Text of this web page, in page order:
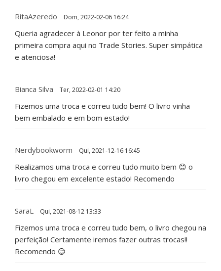
RitaAzeredo Dom, 2022-02-06 16:24
Queria agradecer à Leonor por ter feito a minha
primeira compra aqui no Trade Stories. Super simpática
e atenciosa!
Bianca Silva Ter, 2022-02-01 14:20
Fizemos uma troca e correu tudo bem! O livro vinha
bem embalado e em bom estado!
Nerdybookworm Qui, 2021-12-16 16:45
Realizamos uma troca e correu tudo muito bem 😊 o
livro chegou em excelente estado! Recomendo
SaraL Qui, 2021-08-12 13:33
Fizemos uma troca e correu tudo bem, o livro chegou na
perfeição! Certamente iremos fazer outras trocas!!
Recomendo 😊